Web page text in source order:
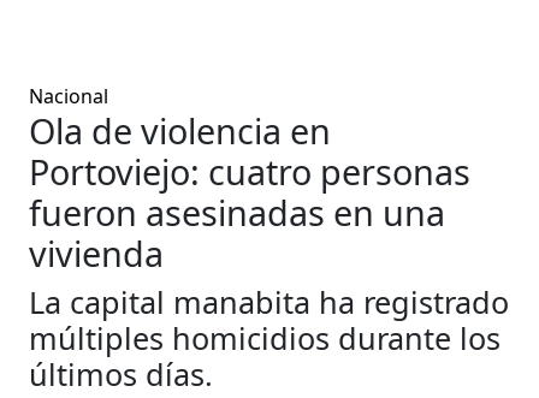
Nacional
Ola de violencia en
Portoviejo: cuatro personas
fueron asesinadas en una
vivienda
La capital manabita ha registrado
múltiples homicidios durante los
últimos días.